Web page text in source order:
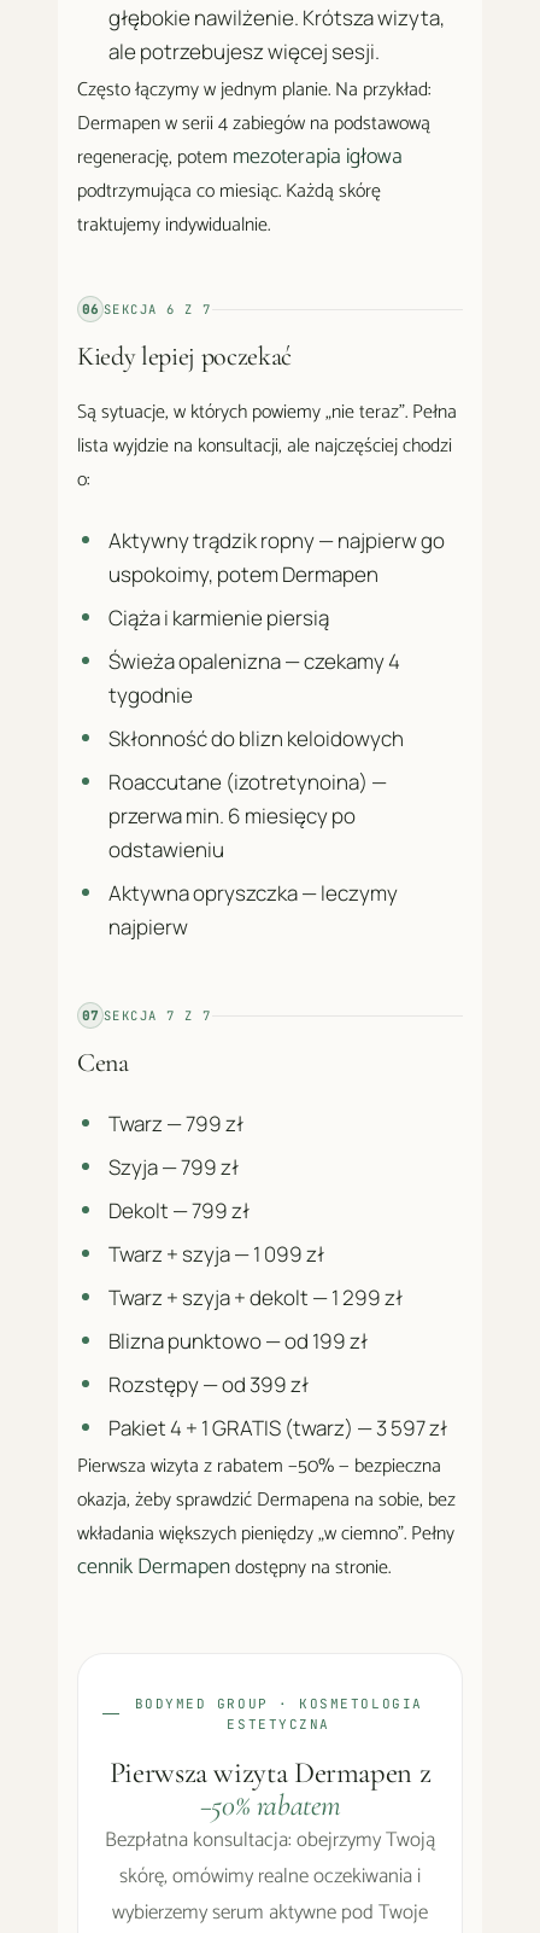
głębokie nawilżenie. Krótsza wizyta,
ale potrzebujesz więcej sesji.
Często łączymy w jednym planie. Na przykład:
Dermapen w serii 4 zabiegów na podstawową
regenerację, potem mezoterapia igłowa
podtrzymująca co miesiąc. Każdą skórę
traktujemy indywidualnie.
06 SEKCJA6 Z7
Kiedy lepiej poczekać
Są sytuacje, w których powiemy „nie teraz". Pełna
lista wyjdzie na konsultacji, ale najczęściej chodzi
o:
Aktywny trądzik ropny — najpierw go
uspokoimy, potem Dermapen
Ciąża i karmienie piersią
Świeża opalenizna — czekamy 4
tygodnie
Skłonność do blizn keloidowych
Roaccutane (izotretynoina) —
przerwa min. 6 miesięcy po
odstawieniu
Aktywna opryszczka — leczymy
najpierw
07 SEKCJA7 Z7
Cena
Twarz — 799 zł
Szyja — 799 zł
Dekolt — 799 zł
Twarz + szyja — 1 099 zł
Twarz + szyja + dekolt — 1 299 zł
Blizna punktowo — od 199 zł
Rozstępy — od 399 zł
Pakiet 4 + 1 GRATIS (twarz) — 3 597 zł
Pierwsza wizyta z rabatem −50% — bezpieczna
okazja, żeby sprawdzić Dermapena na sobie, bez
wkładania większych pieniędzy „w ciemno". Pełny
cennik Dermapendostępny na stronie.
BODYMED GROUP · KOSMETOLOGIA
ESTETYCZNA
Pierwsza wizyta Dermapen z
−50% rabatem
Bezpłatna konsultacja: obejrzymy Twoją
skórę, omówimy realne oczekiwania i
wybierzemy serum aktywne pod Twoje